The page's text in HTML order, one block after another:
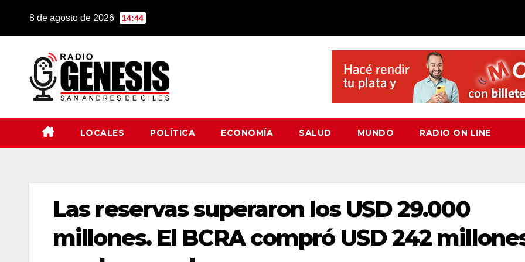
8 de agosto de 2026 14:44
LOCALES POLÍTICA ECONOMÍA SALUD MUNDO RADIO ON LINE
Las reservas superaron los USD 29.000
millones. El BCRA compró USD 242